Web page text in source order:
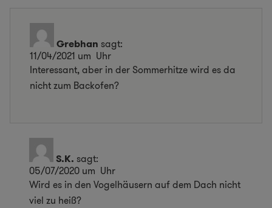
Grebhan sagt:
11/04/2021 um Uhr
Interessant, aber in der Sommerhitze wird es da
nicht zum Backofen?
S.K. sagt:
05/07/2020 um Uhr
Wird es in den Vogelhäusern auf dem Dach nicht
viel zu heiß?